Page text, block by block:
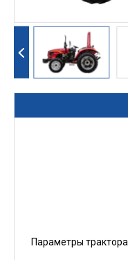
Параметры трактора